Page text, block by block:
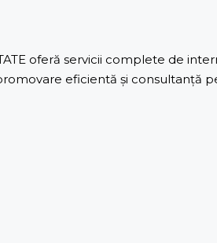
oferă servicii complete de
eficientă și consultanță